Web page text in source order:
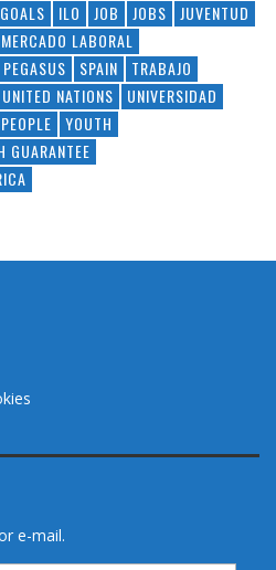
ILO JOB JOBS
JUVENTUD
MERCADO LABORAL
PEGASUS SPAIN
TRABAJO
UNITED NATIONS
UNIVERSIDAD
YOUTH
GUARANTEE
e-mail.